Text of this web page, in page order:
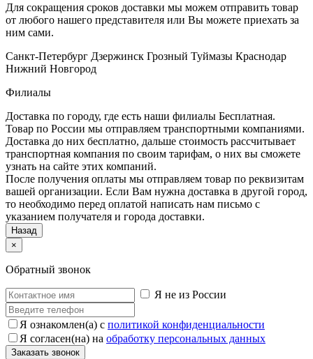
Для сокращения сроков доставки мы можем отправить товар
от любого нашего представителя или Вы можете приехать за
ним сами.
Санкт-Петербург Дзержинск Грозный Туймазы Краснодар
Нижний Новгород
Филиалы
Доставка по городу, где есть наши филиалы Бесплатная.
Товар по России мы отправляем транспортными компаниями.
Доставка до них бесплатно, дальше стоимость рассчитывает
транспортная компания по своим тарифам, о них вы сможете
узнать на сайте этих компаний.
После получения оплаты мы отправляем товар по реквизитам
вашей организации. Если Вам нужна доставка в другой город,
то необходимо перед оплатой написать нам письмо с
указанием получателя и города доставки.
Назад
×
Обратный звонок
Я не из России
Я ознакомлен(а) с политикой конфиденциальности
Я согласен(на) на обработку персональных данных